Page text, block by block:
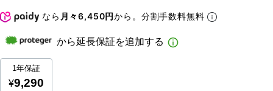
なら 月々6,450円から。分割手数料無料